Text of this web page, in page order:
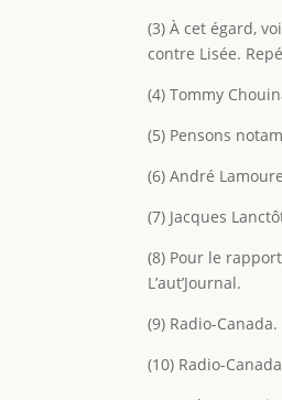
(3) À cet égard,
contre Lisée.
(4) Tommy
(5) Pensons
(6) André
(7) Jacques
(8) Pour le
L’aut’Journal.
(9) Radio-
(10) Radio-